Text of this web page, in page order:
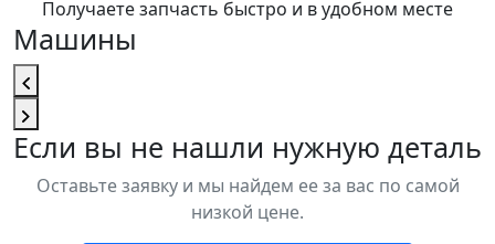
Получаете запчасть быстро и в удобном месте
Машины
Если вы не нашли нужную деталь
Оставьте заявку и мы найдем ее за вас по самой
низкой цене.